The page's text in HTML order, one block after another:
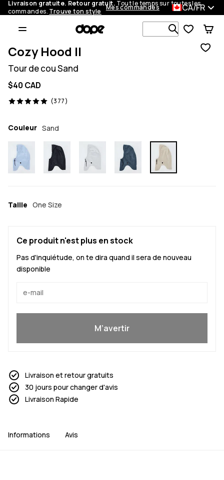
Livraison gratuite. Retour gratuit. Tout le temps sur toutes les
commandes. Trouve ton style Mes commandes CA/FR
Recherche
Cozy Hood II
Tour de cou Sand
$40 CAD
(377)
377 avis, 5/5
Couleur Sand
Taille One Size
Ce produit n'est plus en stock
Pas d'inquiétude, on te dira quand il sera de nouveau
disponible
M’avertir
Livraison et retour gratuits
30 jours pour changer d'avis
Livraison Rapide
Informations Avis